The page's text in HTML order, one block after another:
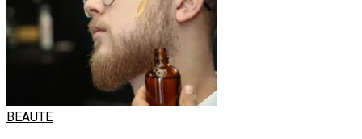
BEAUTE